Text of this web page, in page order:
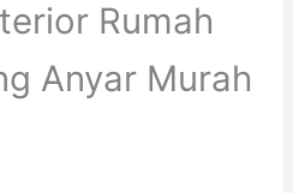
Rumah
Anyar Murah